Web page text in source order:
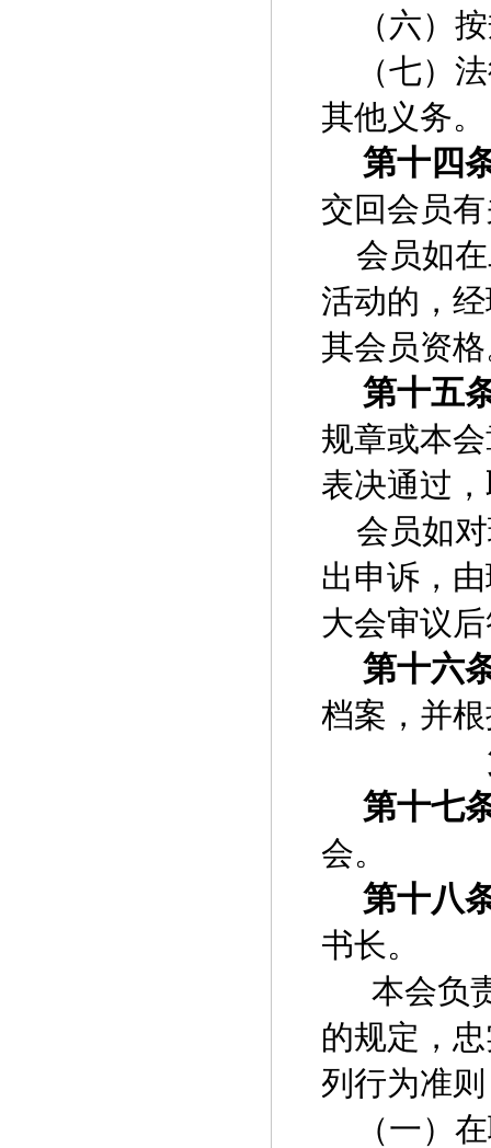
（六）
（七）
其他义务。
第十四
交回会员
会员如
活动的，
其会员资
第十五
规章或本
表决通过
会员如
出申诉，
大会审议
第十六
档案，并
第十七
会。
第十八
书长。
本会负
的规定，
列行为准
（一）